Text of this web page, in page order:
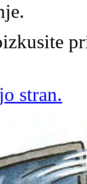
stran.